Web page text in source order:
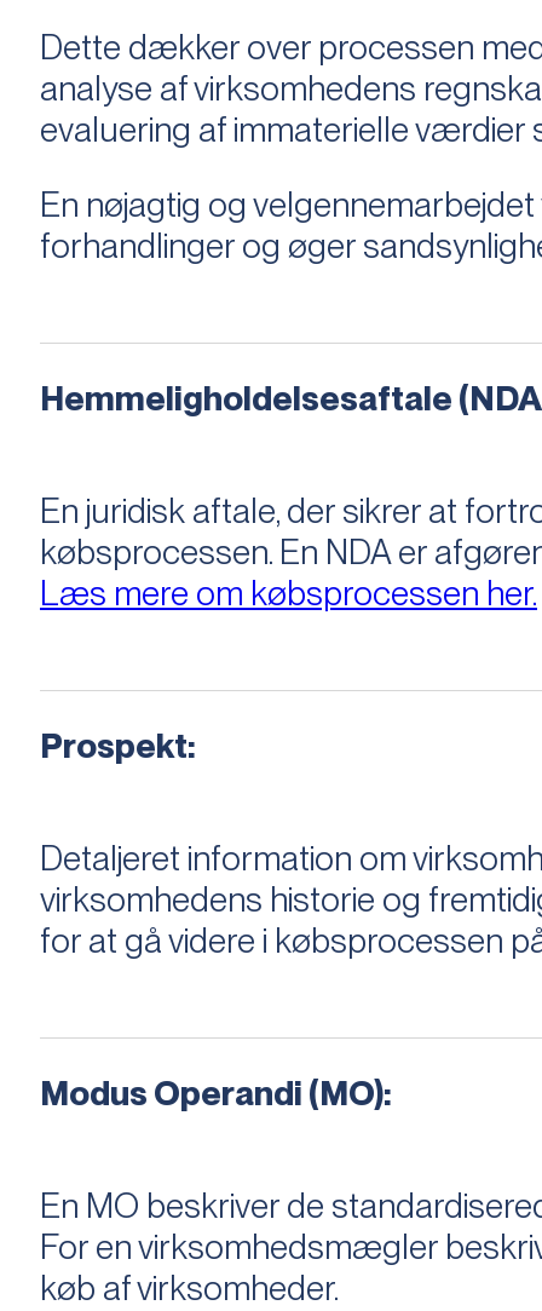
Dette dækker over processen
analyse af virksomhedens
evaluering af immaterielle
En nøjagtig og
forhandlinger og øger
Hemmeligholdelsesaftale
En juridisk aftale, der sikrer at
købsprocessen​​. En NDA er
Læs mere om købsprocessen her.
Prospekt:
Detaljeret information om
virksomhedens historie og
for at gå videre i købsprocessen
Modus Operandi (MO):
En MO beskriver de
For en virksomhedsmægler
køb af virksomheder.